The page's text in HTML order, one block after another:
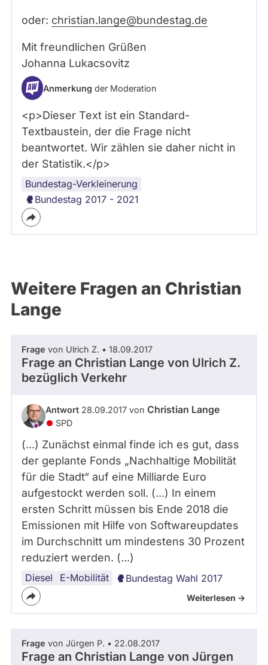
oder: christian.lange@bundestag.de
Mit freundlichen Grüßen
Johanna Lukacsovitz
Anmerkung der Moderation
<p>Dieser Text ist ein Standard-
Textbaustein, der die Frage nicht
beantwortet. Wir zählen sie daher nicht in
der Statistik.</p>
Bundestag-Verkleinerung
Bundestag 2017 - 2021
Weitere Fragen an Christian
Lange
Frage von Ulrich Z. • 18.09.2017
Frage an Christian Lange von Ulrich Z.
bezüglich Verkehr
Antwort 28.09.2017 von Christian Lange
SPD
(...) Zunächst einmal finde ich es gut, dass
der geplante Fonds „Nachhaltige Mobilität
für die Stadt“ auf eine Milliarde Euro
aufgestockt werden soll. (...) In einem
ersten Schritt müssen bis Ende 2018 die
Emissionen mit Hilfe von Softwareupdates
im Durchschnitt um mindestens 30 Prozent
reduziert werden. (...)
Diesel E-Mobilität Bundestag Wahl 2017
Weiterlesen ->
Frage von Jürgen P. • 22.08.2017
Frage an Christian Lange von Jürgen